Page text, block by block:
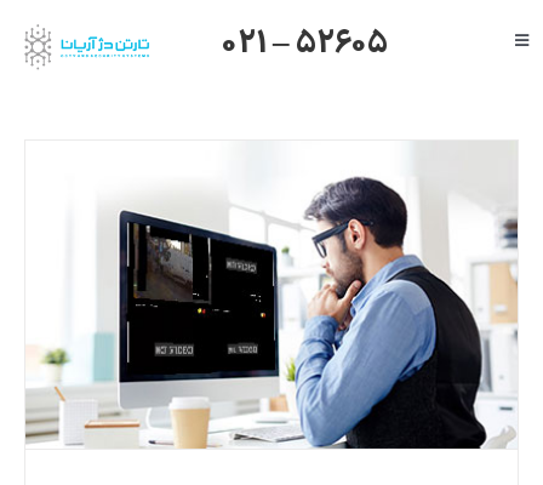
to
Toggle
گرنداستریم
میکروتیک
هایک ویژن
داهوا
تیاندی
درباره ما
021 – 52605